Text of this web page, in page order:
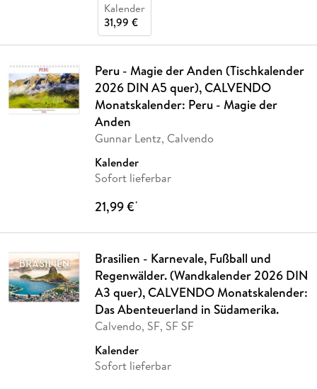
Kalender
31,99 €
Peru - Magie der Anden (Tischkalender
2026 DIN A5 quer), CALVENDO
Monatskalender: Peru - Magie der
Anden
Gunnar Lentz, Calvendo
Kalender
Sofort lieferbar
21,99 €*
Brasilien - Karnevale, Fußball und
Regenwälder. (Wandkalender 2026 DIN
A3 quer), CALVENDO Monatskalender:
Das Abenteuerland in Südamerika.
Calvendo, SF, SF SF
Kalender
Sofort lieferbar